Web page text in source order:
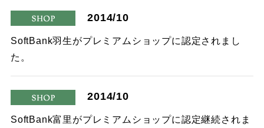
shop
2014/10
SoftBank羽生がプレミアムショップに認定されまし
た。
shop
2014/10
SoftBank富里がプレミアムショップに認定継続されま